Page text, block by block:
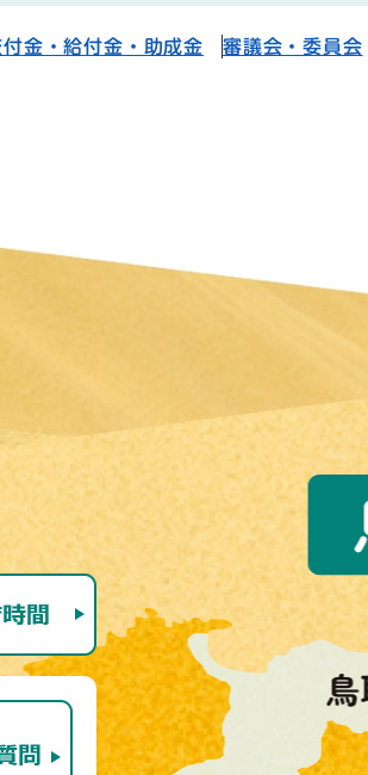
金・給付金・助成金 審議会・委員会